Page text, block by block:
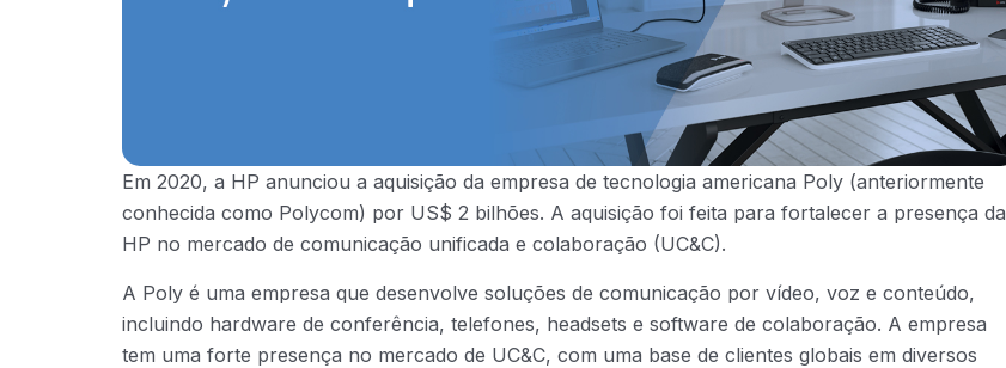
Em 2020, a HP anunciou a aquisição da empresa de tecnologia americana Poly (anteriormente
conhecida como Polycom) por US$ 2 bilhões. A aquisição foi feita para fortalecer a presença da
HP no mercado de comunicação unificada e colaboração (UC&C).
A Poly é uma empresa que desenvolve soluções de comunicação por vídeo, voz e conteúdo,
incluindo hardware de conferência, telefones, headsets e software de colaboração. A empresa
tem uma forte presença no mercado de UC&C, com uma base de clientes globais em diversos